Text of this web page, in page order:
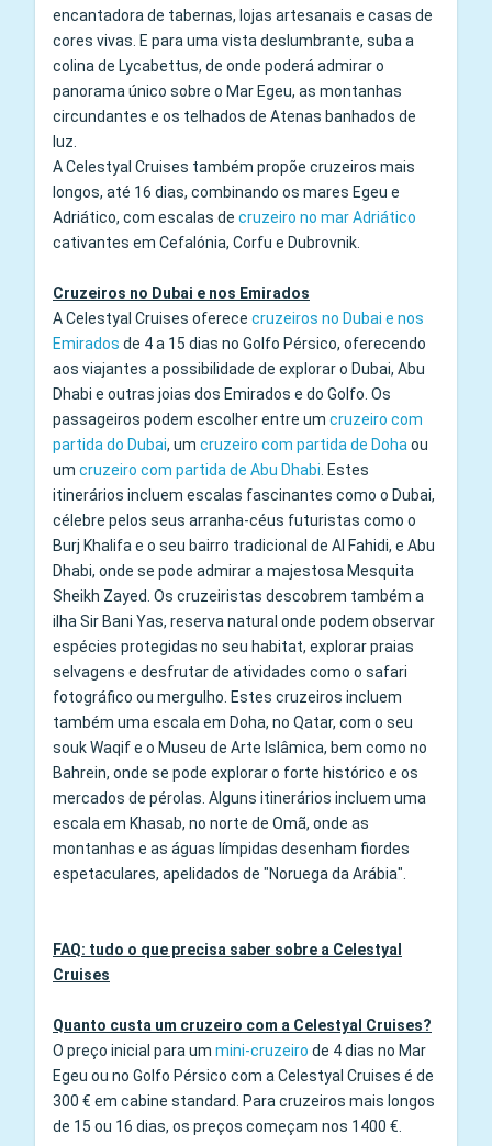
encantadora de tabernas, lojas artesanais e casas de
cores vivas. E para uma vista deslumbrante, suba a
colina de Lycabettus, de onde poderá admirar o
panorama único sobre o Mar Egeu, as montanhas
circundantes e os telhados de Atenas banhados de
luz.
A Celestyal Cruises também propõe cruzeiros mais
longos, até 16 dias, combinando os mares Egeu e
Adriático, com escalas de cruzeiro no mar Adriático
cativantes em Cefalónia, Corfu e Dubrovnik.
Cruzeiros no Dubai e nos Emirados
A Celestyal Cruises oferece cruzeiros no Dubai e nos
Emirados de 4 a 15 dias no Golfo Pérsico, oferecendo
aos viajantes a possibilidade de explorar o Dubai, Abu
Dhabi e outras joias dos Emirados e do Golfo. Os
passageiros podem escolher entre um cruzeiro com
partida do Dubai, um cruzeiro com partida de Doha ou
um cruzeiro com partida de Abu Dhabi . Estes
itinerários incluem escalas fascinantes como o Dubai,
célebre pelos seus arranha-céus futuristas como o
Burj Khalifa e o seu bairro tradicional de Al Fahidi, e Abu
Dhabi, onde se pode admirar a majestosa Mesquita
Sheikh Zayed. Os cruzeiristas descobrem também a
ilha Sir Bani Yas, reserva natural onde podem observar
espécies protegidas no seu habitat, explorar praias
selvagens e desfrutar de atividades como o safari
fotográfico ou mergulho. Estes cruzeiros incluem
também uma escala em Doha, no Qatar, com o seu
souk Waqif e o Museu de Arte Islâmica, bem como no
Bahrein, onde se pode explorar o forte histórico e os
mercados de pérolas. Alguns itinerários incluem uma
escala em Khasab, no norte de Omã, onde as
montanhas e as águas límpidas desenham fiordes
espetaculares, apelidados de "Noruega da Arábia".
FAQ: tudo o que precisa saber sobre a Celestyal
Cruises
Quanto custa um cruzeiro com a Celestyal Cruises?
O preço inicial para um mini-cruzeiro de 4 dias no Mar
Egeu ou no Golfo Pérsico com a Celestyal Cruises é de
300 € em cabine standard. Para cruzeiros mais longos
de 15 ou 16 dias, os preços começam nos 1400 €.